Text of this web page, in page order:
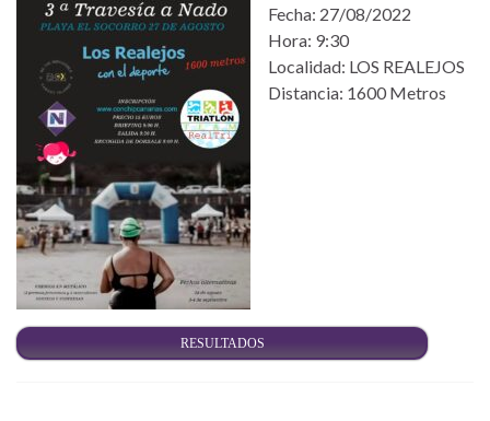
Fecha: 27/08/2022
Hora: 9:30
Localidad: LOS REALEJOS
Distancia: 1600 Metros
RESULTADOS